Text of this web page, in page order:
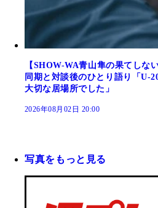
【SHOW-WA青山隼の果てし
同期と対談後のひとり語り「U-
大切な居場所でした」
2026年08月02日 20:00
写真をもっと見る